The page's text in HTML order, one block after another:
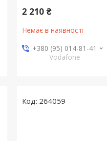
2 210 ₴
Немає в наявності
+380 (95) 014-81-41
Vodafone
264059